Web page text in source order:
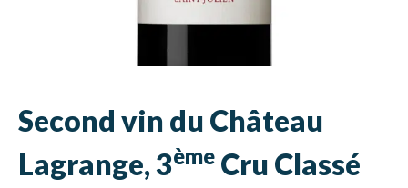
Second vin du Château
Lagrange, 3ème Cru Classé